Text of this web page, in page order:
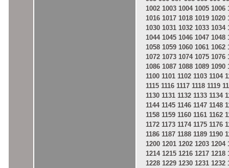
1002 1003 1004 1005 1006
1016 1017 1018 1019 1020
1030 1031 1032 1033 1034
1044 1045 1046 1047 1048
1058 1059 1060 1061 1062
1072 1073 1074 1075 1076
1086 1087 1088 1089 1090
1100 1101 1102 1103 1104
1115 1116 1117 1118 1119
1130 1131 1132 1133 1134
1144 1145 1146 1147 1148
1158 1159 1160 1161 1162
1172 1173 1174 1175 1176
1186 1187 1188 1189 1190
1200 1201 1202 1203 1204
1214 1215 1216 1217 1218
1228 1229 1230 1231 1232